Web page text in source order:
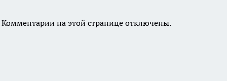
Комментарии на этой странице отключены.